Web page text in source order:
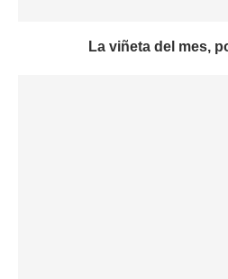
La viñeta del mes,